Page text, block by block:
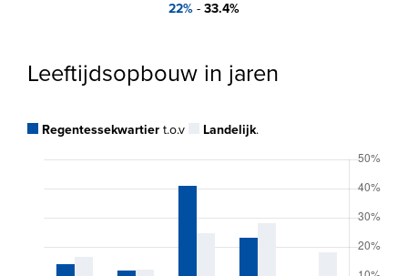
22% - 33.4%
Leeftijdsopbouw in jaren
Regentessekwartier t.o.v Landelijk.